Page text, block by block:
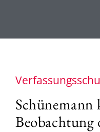
Beobachtung